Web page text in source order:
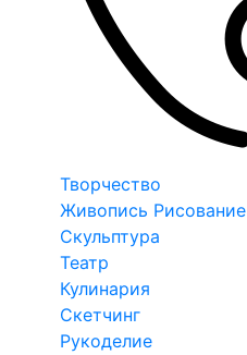
Творчество
Живопись Рисование
Скульптура
Театр
Кулинария
Скетчинг
Рукоделие